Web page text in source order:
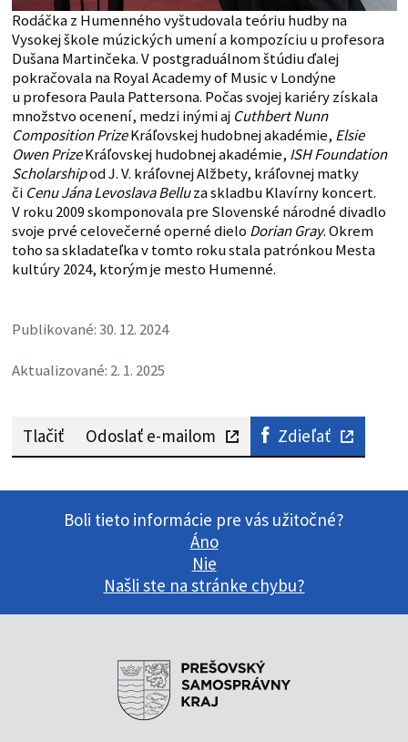
Rodáčka z Humenného vyštudovala teóriu hudby na
Vysokej škole múzických umení a kompozíciu u profesora
Dušana Martinčeka. V postgraduálnom štúdiu ďalej
pokračovala na Royal Academy of Music v Londýne
u profesora Paula Pattersona. Počas svojej kariéry získala
množstvo ocenení, medzi inými aj Cuthbert Nunn
Composition PrizeKráľovskej hudobnej akadémie, Elsie
Owen PrizeKráľovskej hudobnej akadémie, ISH Foundation
Scholarshipod J. V. kráľovnej Alžbety, kráľovnej matky
či Cenu Jána Levoslava Belluza skladbu Klavírny koncert.
V roku 2009 skomponovala pre Slovenské národné divadlo
svoje prvé celovečerné operné dielo Dorian Gray. Okrem
toho sa skladateľka v tomto roku stala patrónkou Mesta
kultúry 2024, ktorým je mesto Humenné.
Publikované: 30. 12. 2024
Aktualizované: 2. 1. 2025
Tlačiť Odoslať e-mailom Zdieľať
Boli tieto informácie pre vás užitočné?
Áno
Nie
Našli ste na stránke chybu?